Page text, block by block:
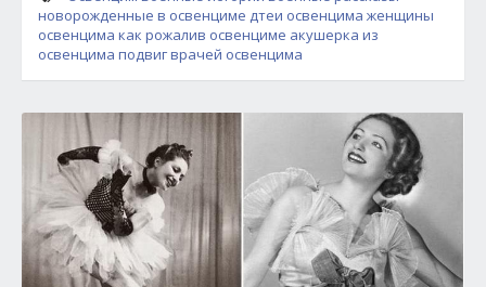
новорожденные в освенциме дтеи освенцима женщины
освенцима как рожалив освенциме акушерка из
освенцима подвиг врачей освенцима